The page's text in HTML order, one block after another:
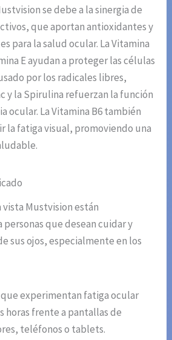
se debe a la sinergia de
que aportan antioxidantes y
para la salud ocular. La Vitamina
E ayudan a proteger las células
por los radicales libres,
y la Spirulina refuerzan la función
ocular. La Vitamina B6 también
la fatiga visual, promoviendo una
vista Mustvision están
personas que desean cuidar y
sus ojos, especialmente en los
que experimentan fatiga ocular
horas frente a pantallas de
teléfonos o tablets.